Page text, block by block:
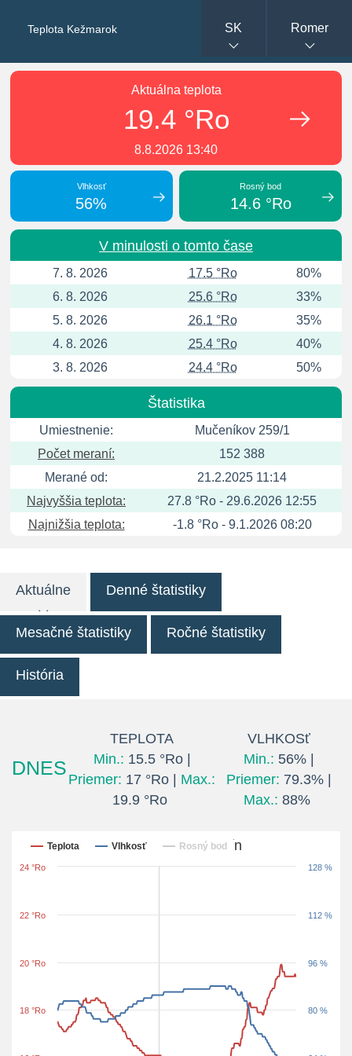
Teplota Kežmarok SK Romer
Aktuálna teplota
19.4 °Ro
8.8.2026 13:40
Vlhkosť
56%
Rosný bod
14.6 °Ro
V minulosti o tomto čase
7. 8. 2026 17.5 °Ro
80%
6. 8. 2026
25.6 °Ro
33%
5. 8. 2026
26.1 °Ro
35%
4. 8. 2026
25.4 °Ro
40%
3. 8. 2026
24.4 °Ro 50%
Štatistika
Umiestnenie:
Mučeníkov 259/1
Počet meraní:
152 388
Merané od:
21.2.2025 11:14
Najvyššia teplota:
27.8 °Ro - 29.6.2026 12:55
Najnižšia teplota:
-1.8 °Ro - 9.1.2026 08:20
Aktuálne Denné štatistiky
Mesačné štatistiky Ročné štatistiky
História
DNES
TEPLOTA
Min.: 15.5 °Ro |
Priemer: 17 °Ro | Max.:
19.9 °Ro
VLHKOSť
Min.: 56% |
Priemer: 79.3% |
Max.: 88%
Posledných 24 hodín
Teplota Vlhkosť Rosný bod
18 °Ro
20 °Ro
22 °Ro
24 °Ro
80 %
96 %
112 %
128 %